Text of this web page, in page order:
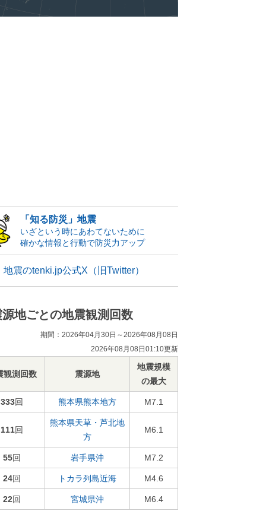
「知る防災」地震
いざという時にあわてないために
確かな情報と行動で防災力アップ
地震のtenki.jp公式X（旧Twitter）
源地ごとの地震観測回数
期間：2026年04月30日～2026年08月08日
2026年08月08日01:10更新
観測回数 震源地
地震規模
の最大
333回 熊本県熊本地方 M7.1
111回
熊本県天草・芦北地
方
M6.1
55回 岩手県沖 M7.2
24回 トカラ列島近海 M4.6
22回 宮城県沖 M6.4